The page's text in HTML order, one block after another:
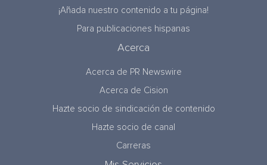
¡Añada nuestro contenido a tu página!
Para publicaciones hispanas
Acerca
Acerca de PR Newswire
Acerca de Cision
Hazte socio de sindicación de contenido
Hazte socio de canal
Carreras